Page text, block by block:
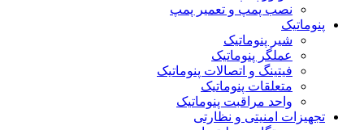
نصب پمپ و تعمیر پمپ
پنوماتیک
شیر پنوماتیک
عملگر پنوماتیک
فیتینگ و اتصالات پنوماتیک
متعلقات پنوماتیک
واحد مراقبت پنوماتیک
تجهیزات امنیتی و نظارتی